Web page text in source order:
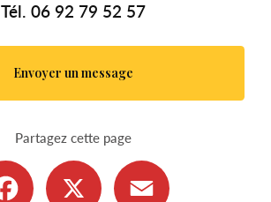
Tél. 06 92 79 52 57
Envoyer un message
Partagez cette page
Facebook